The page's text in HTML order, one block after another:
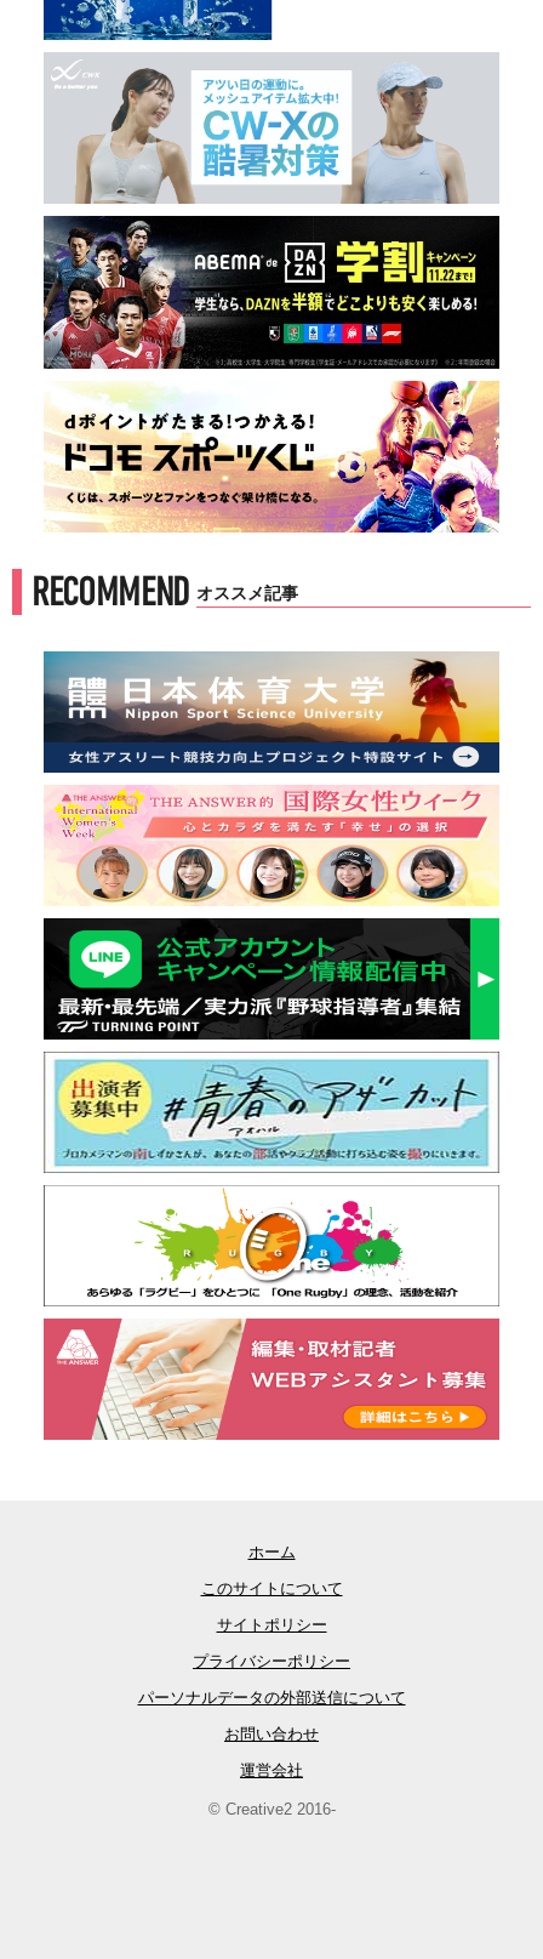
RECOMMEND オススメ記事
ホーム
このサイトについて
サイトポリシー
プライバシーポリシー
パーソナルデータの外部送信について
お問い合わせ
運営会社
© Creative2 2016-